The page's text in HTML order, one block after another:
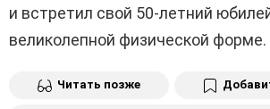
и встретил свой 50-летний
великолепной физической форме.
Читать позже